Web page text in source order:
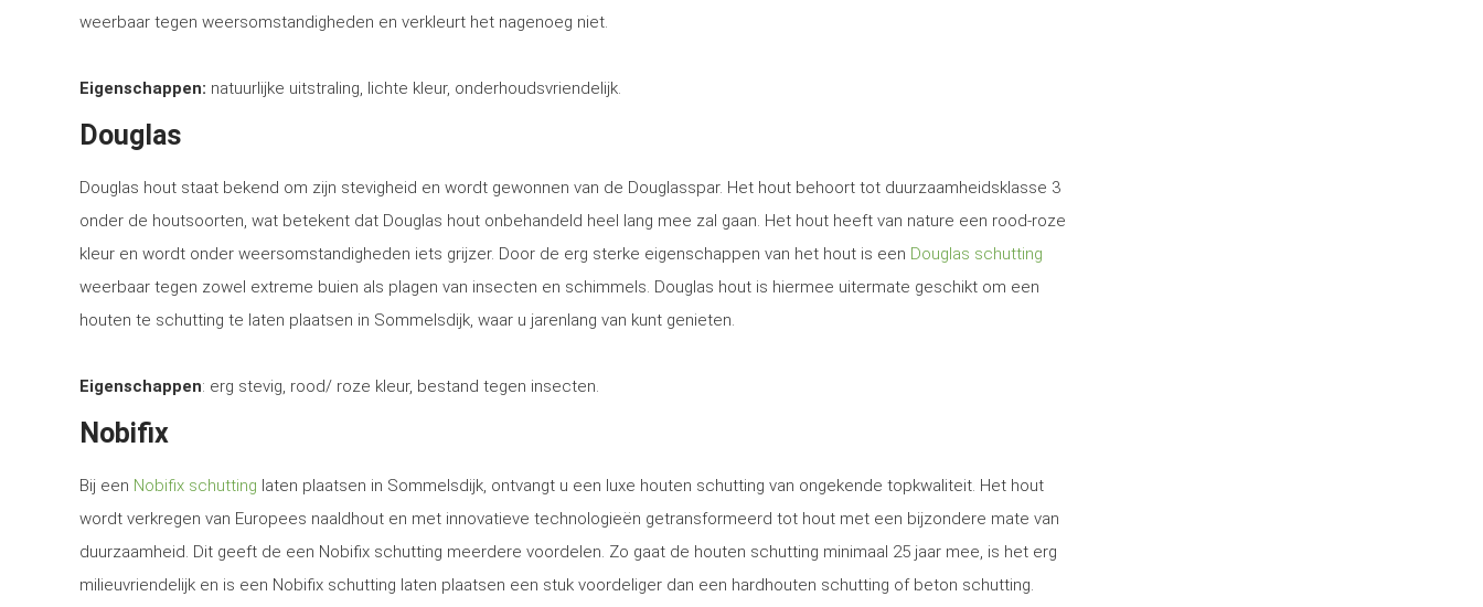
weerbaar tegen weersomstandigheden en verkleurt het nagenoeg niet.
Eigenschappen: natuurlijke uitstraling, lichte kleur, onderhoudsvriendelijk.
Douglas
Douglas hout staat bekend om zijn stevigheid en wordt gewonnen van de Douglasspar. Het hout behoort tot duurzaamheidsklasse 3
onder de houtsoorten, wat betekent dat Douglas hout onbehandeld heel lang mee zal gaan. Het hout heeft van nature een rood-roze
kleur en wordt onder weersomstandigheden iets grijzer. Door de erg sterke eigenschappen van het hout is een Douglas schutting
weerbaar tegen zowel extreme buien als plagen van insecten en schimmels. Douglas hout is hiermee uitermate geschikt om een
houten te schutting te laten plaatsen in Sommelsdijk, waar u jarenlang van kunt genieten.
Eigenschappen: erg stevig, rood/ roze kleur, bestand tegen insecten.
Nobifix
Bij een Nobifix schutting laten plaatsen in Sommelsdijk, ontvangt u een luxe houten schutting van ongekende topkwaliteit. Het hout
wordt verkregen van Europees naaldhout en met innovatieve technologieën getransformeerd tot hout met een bijzondere mate van
duurzaamheid. Dit geeft de een Nobifix schutting meerdere voordelen. Zo gaat de houten schutting minimaal 25 jaar mee, is het erg
milieuvriendelijk en is een Nobifix schutting laten plaatsen een stuk voordeliger dan een hardhouten schutting of beton schutting.